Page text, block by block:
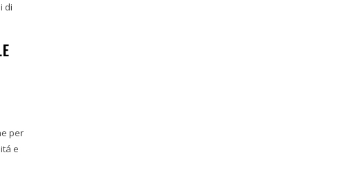
di
per
e